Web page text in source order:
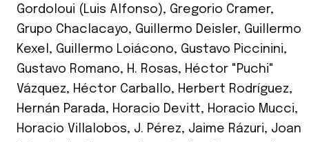
Gordoloui (Luis Alfonso), Gregorio Cramer,
Grupo Chaclacayo, Guillermo Deisler, Guillermo
Kexel , Guillermo Loiácono, Gustavo Piccinini,
Gustavo Romano, H. Rosas, Héctor "Puchi"
Vázquez, Héctor Carballo, Herbert Rodríguez,
Hernán Parada, Horacio Devitt, Horacio Mucci,
Horacio Villalobos, J. Pérez, Jaime Rázuri, Joan